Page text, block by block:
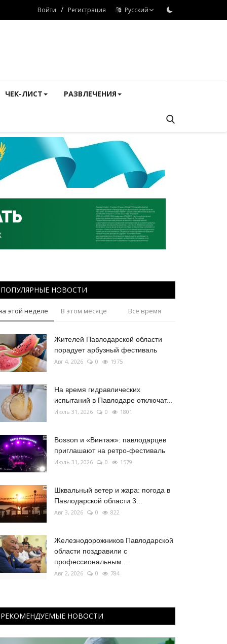
Войти / Регистрация Русский
ЧЕК-ЛИСТ РАЗВЛЕЧЕНИЯ
ПОПУЛЯРНЫЕ НОВОСТИ
этой неделе В этом месяце Все время
Жителей Павлодарской области
порадует арбузный фестиваль
Авг 4, 2026 0 1975
На время гидравлических
испытаний в Павлодаре отключат...
Июль 31, 2026 0 1801
Bosson и «Винтаж»: павлодарцев
приглашают на ретро-фестиваль
Июль 31, 2026 0 1579
Шквальный ветер и жара: погода в
Павлодарской области 3...
Авг 3, 2026 0 822
Железнодорожников Павлодарской
области поздравили с
профессиональным...
Авг 2, 2026 0 784
РЕКОМЕНДУЕМЫЕ НОВОСТИ